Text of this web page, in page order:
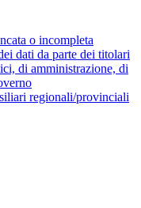
o incompleta
dati da parte dei titolari
di amministrazione, di
regionali/provinciali